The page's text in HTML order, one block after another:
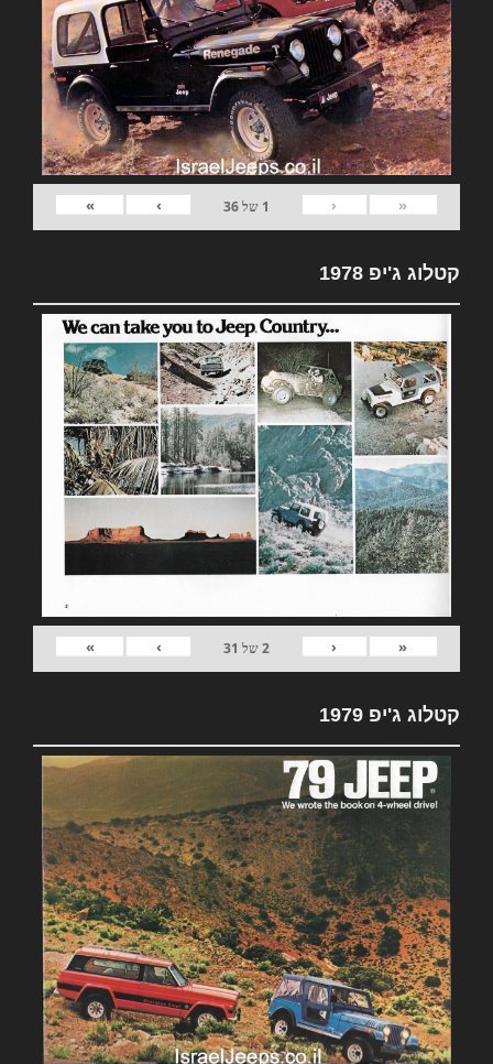
«
‹
1 של36
›
»
קטלוג ג'יפ 1978
«
‹
2של 31
›
»
קטלוג ג'יפ 1979